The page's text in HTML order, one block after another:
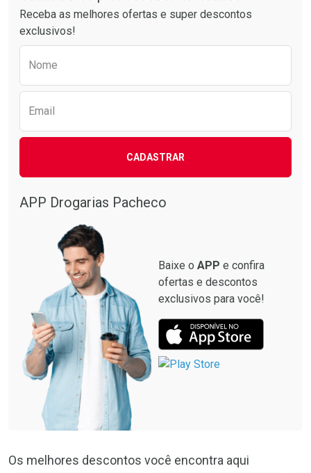
Comprar sem Desconto
Por R$ 41,27/cada
Ativar Desconto
Receba as melhores ofertas e super descontos
exclusivos!
Nome
Email
CADASTRAR
APP Drogarias Pacheco
Baixe o APP e confira
ofertas e descontos
exclusivos para você!
Os melhores descontos você encontra aqui